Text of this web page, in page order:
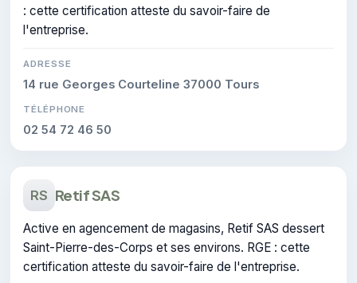
: cette certification atteste du savoir-faire de
l'entreprise.
ADRESSE
14 rue Georges Courteline 37000 Tours
TÉLÉPHONE
02 54 72 46 50
RS Retif SAS
Active en agencement de magasins, Retif SAS dessert
Saint-Pierre-des-Corps et ses environs. RGE : cette
certification atteste du savoir-faire de l'entreprise.